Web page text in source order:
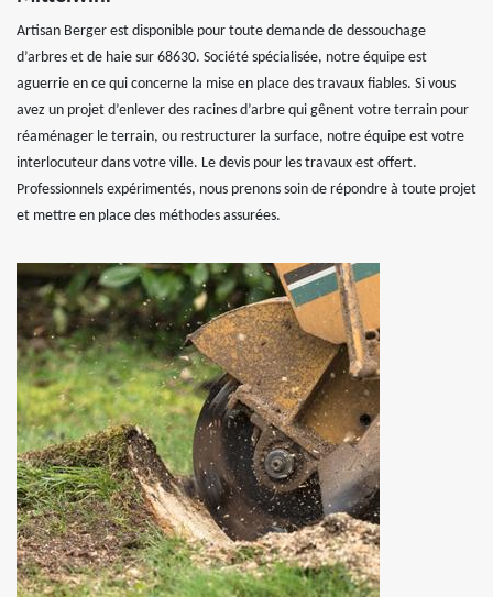
Artisan Berger est disponible pour toute demande de dessouchage
d’arbres et de haie sur 68630. Société spécialisée, notre équipe est
aguerrie en ce qui concerne la mise en place des travaux fiables. Si vous
avez un projet d’enlever des racines d’arbre qui gênent votre terrain pour
réaménager le terrain, ou restructurer la surface, notre équipe est votre
interlocuteur dans votre ville. Le devis pour les travaux est offert.
Professionnels expérimentés, nous prenons soin de répondre à toute projet
et mettre en place des méthodes assurées.